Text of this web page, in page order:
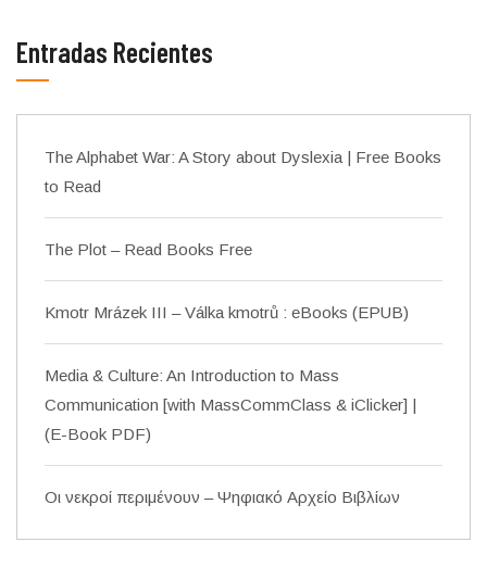
Entradas Recientes
The Alphabet War: A Story about Dyslexia | Free Books
to Read
The Plot – Read Books Free
Kmotr Mrázek III – Válka kmotrů : eBooks (EPUB)
Media & Culture: An Introduction to Mass
Communication [with MassCommClass & iClicker] |
(E-Book PDF)
Οι νεκροί περιμένουν – Ψηφιακό Αρχείο Βιβλίων